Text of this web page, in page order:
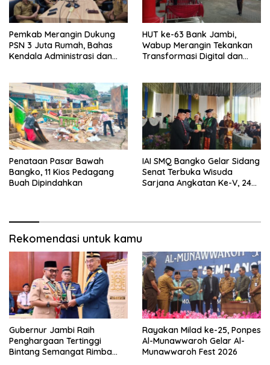
Pemkab Merangin Dukung
PSN 3 Juta Rumah, Bahas
Kendala Administrasi dan
HUT ke-63 Bank Jambi,
Wabup Merangin Tekankan
Transformasi Digital dan
Penataan Pasar Bawah
Bangko, 11 Kios Pedagang
Buah Dipindahkan
IAI SMQ Bangko Gelar Sidang
Senat Terbuka Wisuda
Sarjana Angkatan Ke-V, 243
Rekomendasi untuk kamu
Gubernur Jambi Raih
Penghargaan Tertinggi
Bintang Semangat Rimba
Rayakan Milad ke-25, Ponpes
Al-Munawwaroh Gelar Al-
Munawwaroh Fest 2026